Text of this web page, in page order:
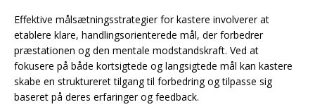
Effektive målsætningsstrategier for kastere involverer at
etablere klare, handlingsorienterede mål, der forbedrer
præstationen og den mentale modstandskraft. Ved at
fokusere på både kortsigtede og langsigtede mål kan kastere
skabe en struktureret tilgang til forbedring og tilpasse sig
baseret på deres erfaringer og feedback.